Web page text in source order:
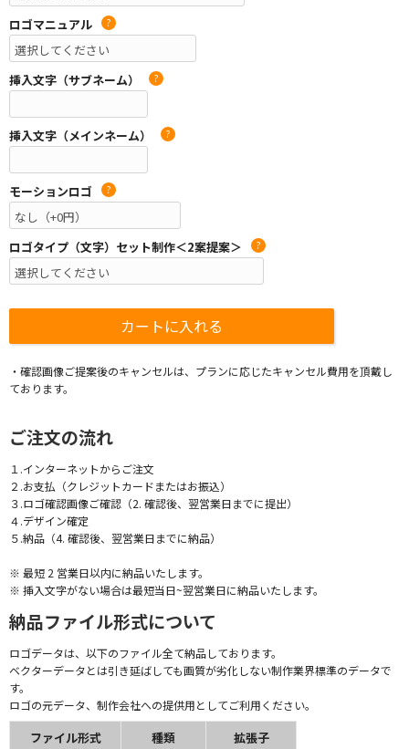
ロゴマニュアル ?
挿入文字（サブネーム） ?
挿入文字（メインネーム） ?
モーションロゴ ?
ロゴタイプ（文字）セット制作＜2案提案＞ ?
・確認画像ご提案後のキャンセルは、プランに応じたキャンセル費用を頂戴し
ております。
ご注文の流れ
１.インターネットからご注文
２.お支払（クレジットカードまたはお振込）
３.ロゴ確認画像ご確認（2. 確認後、翌営業日までに提出）
４.デザイン確定
５.納品（4. 確認後、翌営業日までに納品）
※ 最短 2 営業日以内に納品いたします。
※ 挿入文字がない場合は最短当日~翌営業日に納品いたします。
納品ファイル形式について
ロゴデータは、以下のファイル全て納品しております。
ベクターデータとは引き延ばしても画質が劣化しない制作業界標準のデータで
す。
ロゴの元データ、制作会社への提供用としてご利用ください。
ファイル形式 種類
拡張子